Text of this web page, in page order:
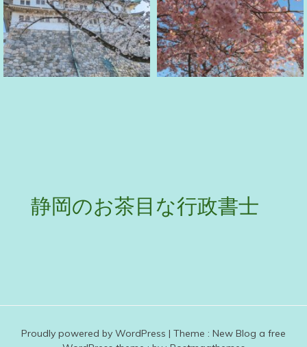
静岡のお茶目な行政書士
Proudly powered by WordPress | Theme : New Blog a free